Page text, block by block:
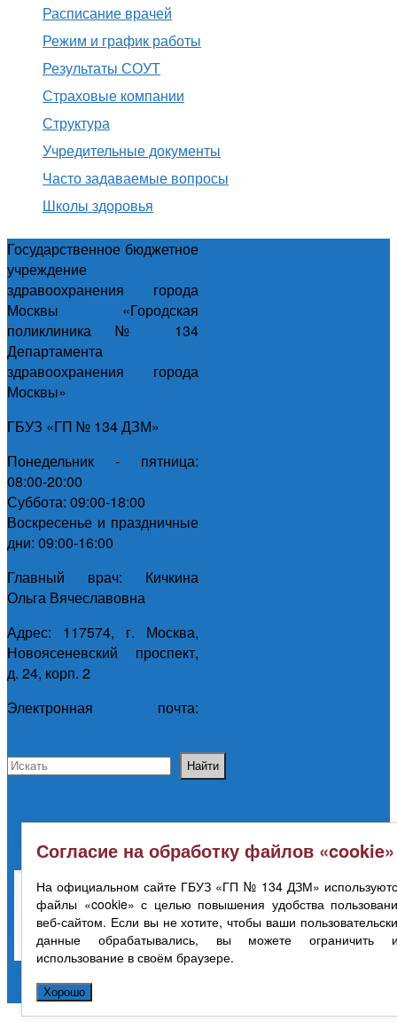
Расписание врачей
Режим и график работы
Результаты СОУТ
Страховые компании
Структура
Учредительные документы
Часто задаваемые вопросы
Школы здоровья
Государственное бюджетное
учреждение
здравоохранения города
Москвы «Городская
поликлиника № 134
Департамента
здравоохранения города
Москвы»
ГБУЗ «ГП № 134 ДЗМ»
Понедельник - пятница:
08:00-20:00
Суббота: 09:00-18:00
Воскресенье и праздничные
дни: 09:00-16:00
Главный врач: Кичкина
Ольга Вячеславовна
Адрес: 117574, г. Москва,
Новоясеневский проспект,
д. 24, корп. 2
Электронная почта:
Согласие на обработку файлов «cookie»
На официальном сайте ГБУЗ «ГП № 134 ДЗМ»
файлы «cookie» с целью повышения удобства
веб-сайтом. Если вы не хотите, чтобы ваши
данные обрабатывались, вы можете ограничить
использование в своём браузере.
Хорошо